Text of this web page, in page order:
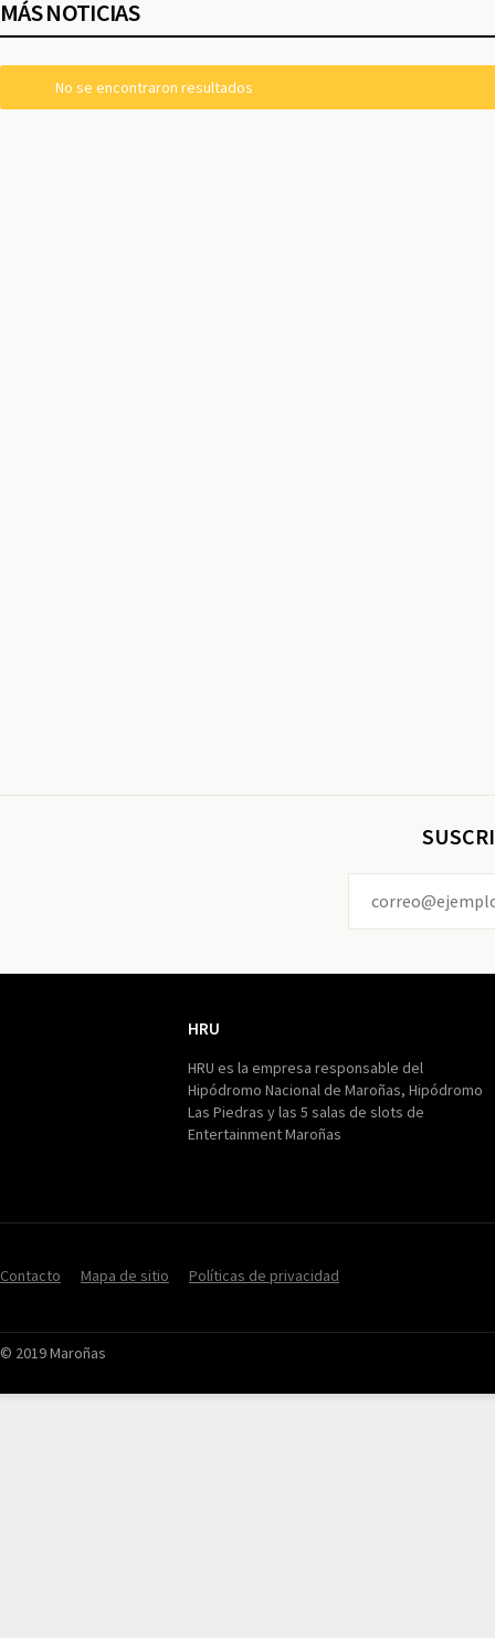
MÁS NOTICIAS
No se encontraron resultados
HRU
HRU es la empresa responsable del
Hipódromo Nacional de Maroñas, Hipódromo
Las Piedras y las 5 salas de slots de
Entertainment Maroñas
Contacto Mapa de sitio Políticas de privacidad
© 2019 Maroñas